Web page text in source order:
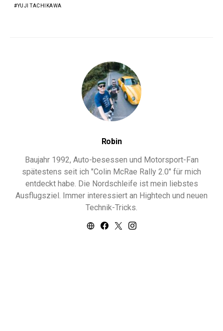
YUJI TACHIKAWA
Robin
Baujahr 1992, Auto-besessen und Motorsport-Fan
spätestens seit ich "Colin McRae Rally 2.0" für mich
entdeckt habe. Die Nordschleife ist mein liebstes
Ausflugsziel. Immer interessiert an Hightech und neuen
Technik-Tricks.